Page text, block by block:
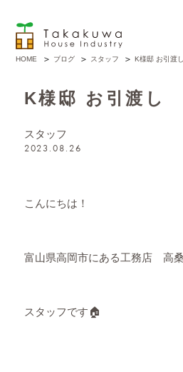
HOME ブログ スタッフ K様邸 お引渡し
K様邸 お引渡し
スタッフ
2023.08.26
こんにちは！
富山県高岡市にある工務店 高
スタッフです🏠